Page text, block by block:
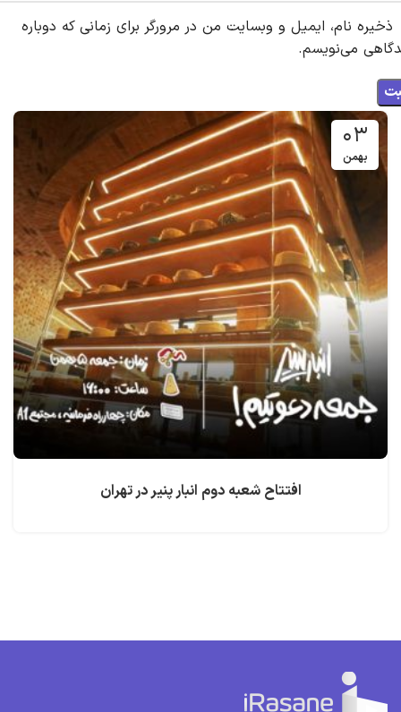
ذخیره نام، ایمیل و وبسایت من در مرورگر برای زمانی که دوباره
می‌نویسم.
۰۳
بهمن
افتتاح شعبه دوم انبار پنیر در تهران